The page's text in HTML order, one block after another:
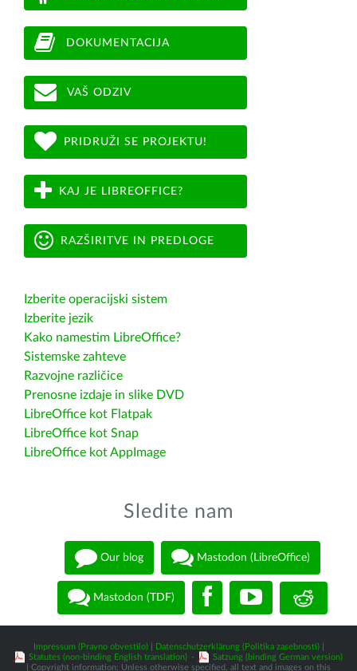
DOKUMENTACIJA
VAŠ ODZIV
PRIDRUŽI SE PROJEKTU!
KAJ JE LIBREOFFICE?
RAZŠIRITVE IN PREDLOGE
Izberite operacijski sistem
Izberite jezik
Kako namestim LibreOffice?
Sistemske zahteve
Razvojne različice
Prenosne izdaje in slike DVD
LibreOffice kot Flatpak
LibreOffice kot Snap
LibreOffice kot AppImage
Sledite nam
Our blog Mastodon (LibreOffice)
Mastodon (TDF)
Impressum (Pravno obvestilo)| Datenschutzerklärung (Politika zasebnosti)|
Statutes (non-binding English translation) -
Satzung (binding German version)
| Copyright information: Unless otherwise specified, all text and images on this